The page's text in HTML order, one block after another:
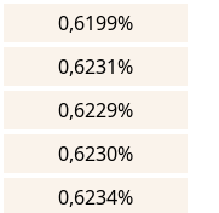
0,6199%
0,6231%
0,6229%
0,6230%
0,6234%